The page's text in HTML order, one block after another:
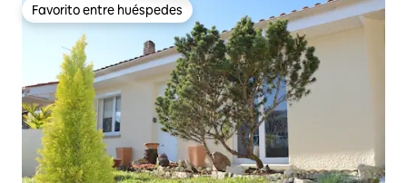
Favorito entre huéspedes
Favorito entre huéspedes